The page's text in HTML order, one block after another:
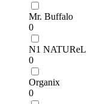
Mr. Buffalo
0
N1 NATUReL
0
Organix
0